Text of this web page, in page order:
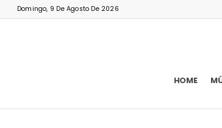
Domingo, 9 De Agosto De 2026
HOME